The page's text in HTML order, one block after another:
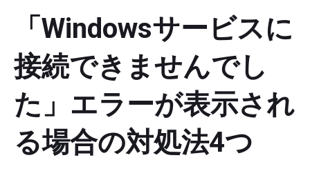
「Windowsサービスに
接続できませんでし
た」エラーが表示され
る場合の対処法4つ